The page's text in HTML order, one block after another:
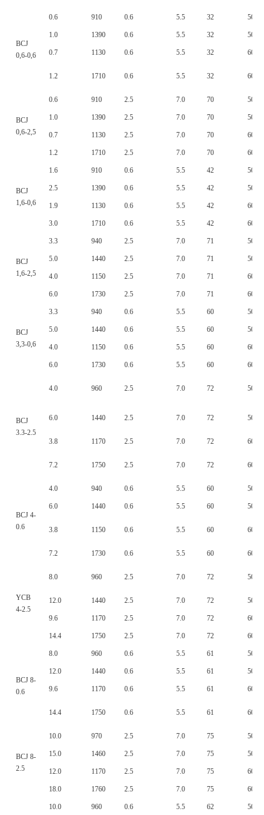
BCJ
0,6-0,6
0.6 910 0.6 5.5 32 50
1.0 1390 0.6 5.5 32 50
0.7 1130 0.6 5.5 32 60
1.2 1710 0.6 5.5 32 60
BCJ
0,6-2,5
0.6 910 2.5 7.0 70 50
1.0 1390 2.5 7.0 70 50
0.7 1130 2.5 7.0 70 60
1.2 1710 2.5 7.0 70 60
BCJ
1,6-0,6
1.6 910 0.6 5.5 42 50
2.5 1390 0.6 5.5 42 50
1.9 1130 0.6 5.5 42 60
3.0 1710 0.6 5.5 42 60
BCJ
1,6-2,5
3.3 940 2.5 7.0 71 50
5.0 1440 2.5 7.0 71 50
4.0 1150 2.5 7.0 71 60
6.0 1730 2.5 7.0 71 60
BCJ
3,3-0,6
3.3 940 0.6 5.5 60 50
5.0 1440 0.6 5.5 60 50
4.0 1150 0.6 5.5 60 60
6.0 1730 0.6 5.5 60 60
BCJ
3.3-2.5
4.0 960 2.5 7.0 72 50
6.0 1440 2.5 7.0 72 50
3.8 1170 2.5 7.0 72 60
7.2 1750 2.5 7.0 72 60
BCJ 4-
0.6
4.0 940 0.6 5.5 60 50
6.0 1440 0.6 5.5 60 50
3.8 1150 0.6 5.5 60 60
7.2 1730 0.6 5.5 60 60
YCB
4-2.5
8.0 960 2.5 7.0 72 50
12.0 1440 2.5 7.0 72 50
9.6 1170 2.5 7.0 72 60
14.4 1750 2.5 7.0 72 60
BCJ 8-
0.6
8.0 960 0.6 5.5 61 50
12.0 1440 0.6 5.5 61 50
9.6 1170 0.6 5.5 61 60
14.4 1750 0.6 5.5 61 60
BCJ 8-
2.5
10.0 970 2.5 7.0 75 50
15.0 1460 2.5 7.0 75 50
12.0 1170 2.5 7.0 75 60
18.0 1760 2.5 7.0 75 60
10.0 960 0.6 5.5 62 50